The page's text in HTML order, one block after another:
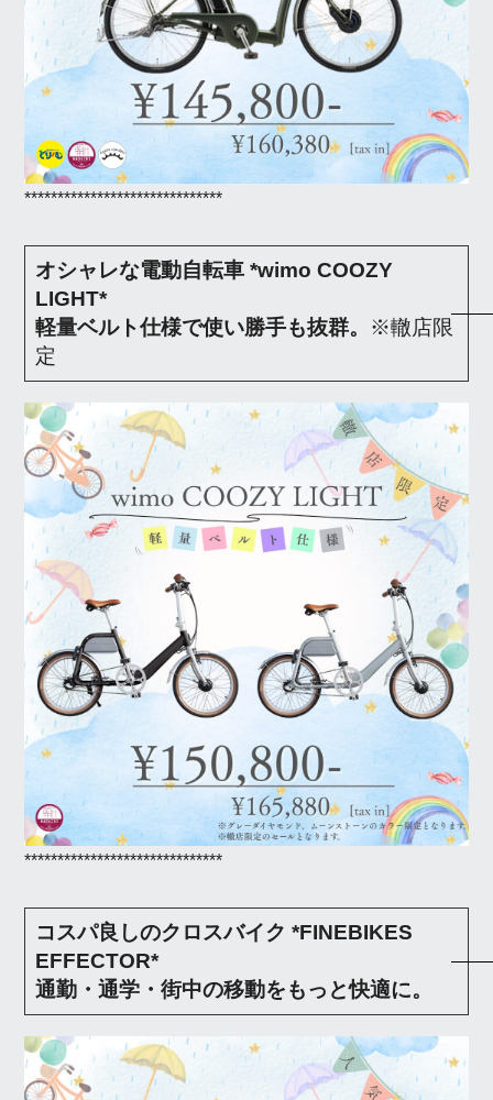
******************************
オシャレな電動自転車 *wimo COOZY
LIGHT*
軽量ベルト仕様で使い勝手も抜群。 ※轍店限
定
******************************
コスパ良しのクロスバイク *FINEBIKES
EFFECTOR*
通勤・通学・街中の移動をもっと快適に。